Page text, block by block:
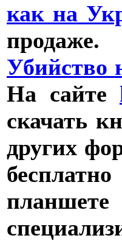
как на
продаже.
Убийство
На сайте
скачать
других